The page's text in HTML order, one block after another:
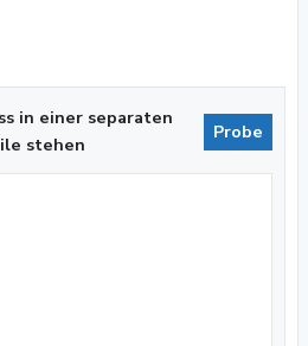
in einer separaten
stehen
Probe